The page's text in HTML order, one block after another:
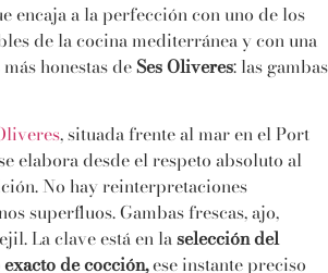
encaja a la perfección con uno de los
de la cocina mediterránea y con una
honestas de Ses Oliveres: las gambas
, situada frente al mar en el Port
elabora desde el respeto absoluto al
No hay reinterpretaciones
superfluos. Gambas frescas, ajo,
La clave está en la selección del
de cocción,ese instante preciso